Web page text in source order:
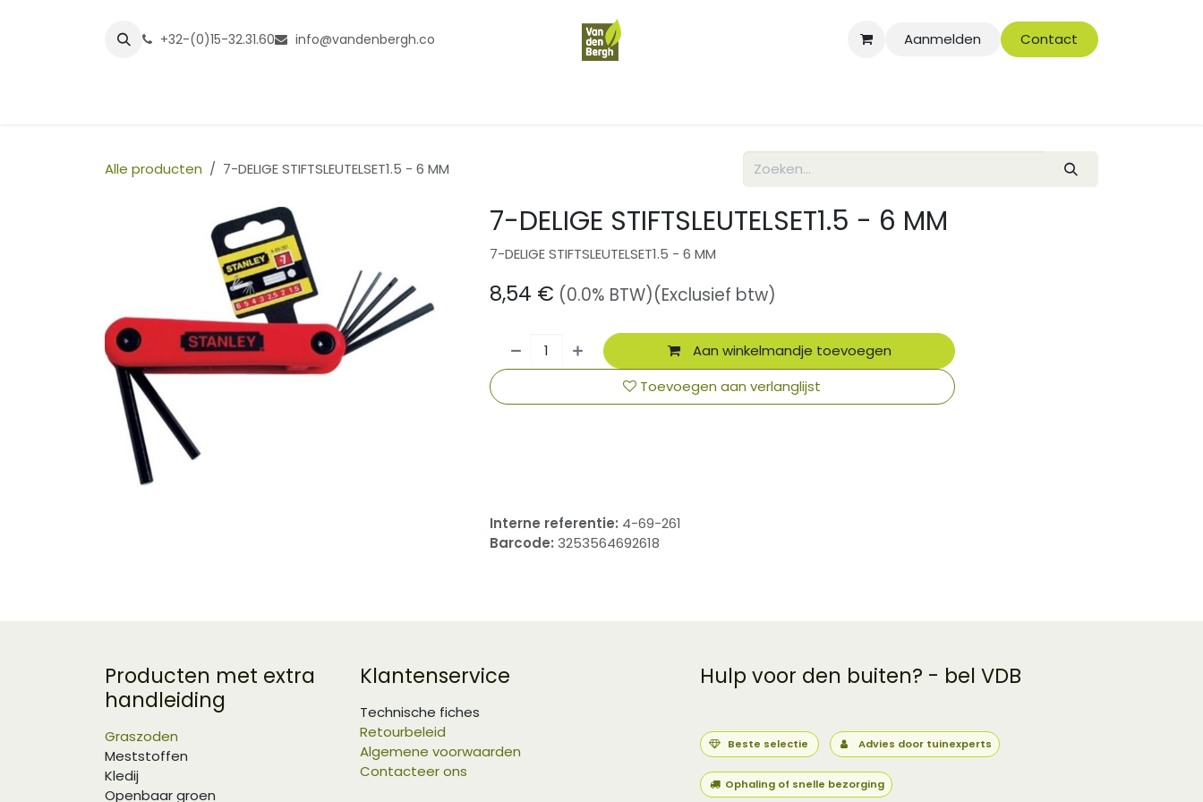
+32-(0)15-32.31.60 info@vandenbergh.co Aanmelden Contact
Alle producten 7-DELIGE STIFTSLEUTELSET1.5 - 6 MM
7-DELIGE STIFTSLEUTELSET1.5 - 6 MM
7-DELIGE STIFTSLEUTELSET1.5 - 6 MM
8,54 € (0.0% BTW)(Exclusief btw)
Aan winkelmandje toevoegen
Toevoegen aan verlanglijst
Interne referentie: 4-69-261
Barcode: 3253564692618
Producten met extra
handleiding
Graszoden
Meststoffen
Kledij
Openbaar groen
Klantenservice
Technische fiches
Retourbeleid
Algemene voorwaarden
Contacteer ons
Hulp voor den buiten? - bel VDB
Beste selectie Advies door tuinexperts
Ophaling of snelle bezorging